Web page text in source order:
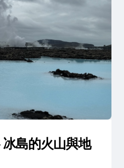
島的火山與地